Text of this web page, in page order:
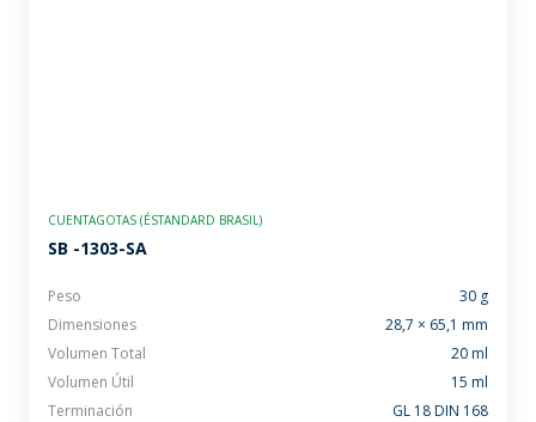
CUENTAGOTAS (ÉSTANDARD BRASIL)
SB -1303-SA
Peso
30 g
Dimensiones
28,7 × 65,1 mm
Volumen Total
20 ml
Volumen Útil
15 ml
Terminación
GL 18 DIN 168